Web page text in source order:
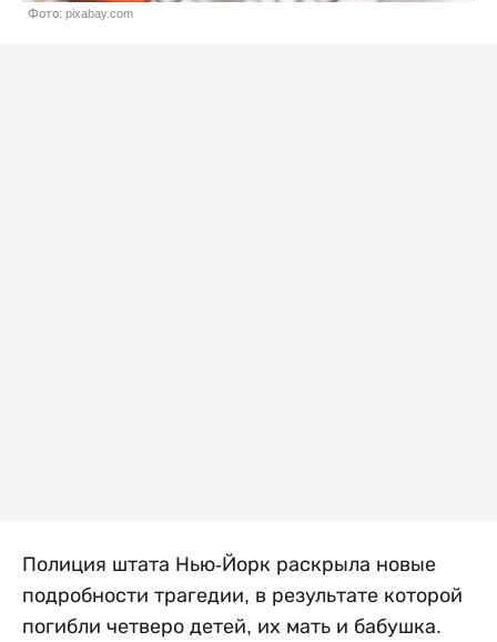
Фото: pixabay.com
Полиция штата Нью-Йорк раскрыла новые
подробности трагедии, в результате которой
погибли четверо детей, их мать и бабушка.